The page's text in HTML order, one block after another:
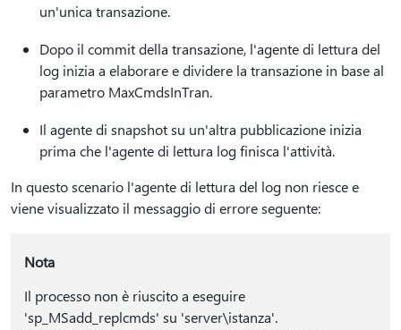
un'unica transazione.
Dopo il commit della transazione, l'agente di lettura del
log inizia a elaborare e dividere la transazione in base al
parametro MaxCmdsInTran.
Il agente di snapshot su un'altra pubblicazione inizia
prima che l'agente di lettura log finisca l'attività.
In questo scenario l'agente di lettura del log non riesce e
viene visualizzato il messaggio di errore seguente:
Nota
Il processo non è riuscito a eseguire
'sp_MSadd_replcmds' su 'server\istanza'.